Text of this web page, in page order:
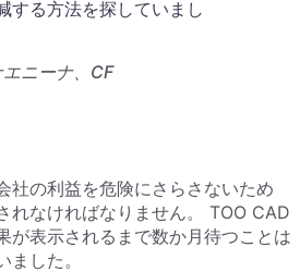
する方法を探していまし
ニーナ、CF
社の利益を危険にさらさないため
れなければなりません。 TOO CAD
が表示されるまで数か月待つことは
した。